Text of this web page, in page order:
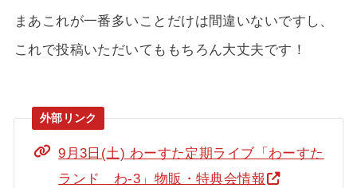
まあこれが一番多いことだけは間違いないですし、
これで投稿いただいてももちろん大丈夫です！
9月3日(土) わーすた定期ライブ「わーすた
ランド わ-3」物販・特典会情報